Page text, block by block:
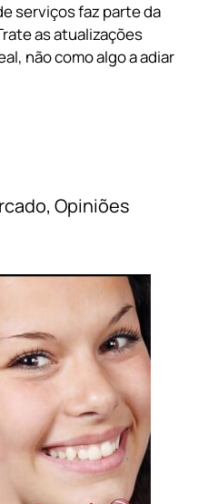
serviços faz parte da
as atualizações
não como algo a adiar
, Opiniões